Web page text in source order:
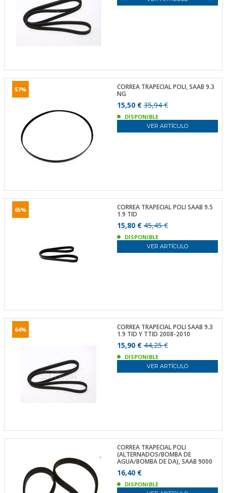
57%
CORREA TRAPECIAL POLI, SAAB 9.3
NG
15,50 €35,94 €
DISPONIBLE
VER ARTÍCULO
65%
CORREA TRAPECIAL POLI SAAB 9.5
1.9 TID
15,80 €45,45 €
DISPONIBLE
VER ARTÍCULO
64%
CORREA TRAPECIAL POLI SAAB 9.3
1.9 TID Y TTID 2008-2010
15,90 €44,25 €
DISPONIBLE
VER ARTÍCULO
CORREA TRAPECIAL POLI
(ALTERNADOS/BOMBA DE
AGUA/BOMBA DE DA), SAAB 9000
16,40 €
DISPONIBLE